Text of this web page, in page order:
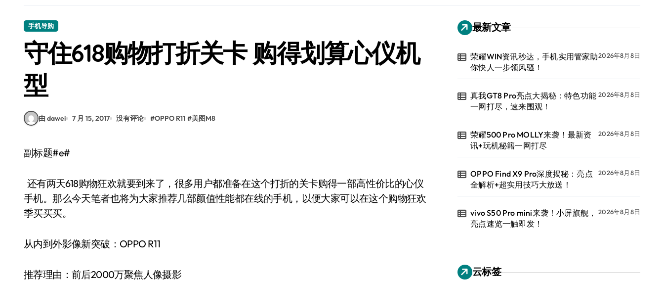
三星Galaxy Z Fold7：创新科技赋能，折叠旗舰一手掌控！
荣耀WIN资讯秒达，手机实用管家助你快人一步领风骚！
手机导购
守住618购物打折关卡 购得划算心仪机
型
由 dawei 7 月 15, 2017 没有评论 #OPPO R11 #美图M8
副标题#e#
还有两天618购物狂欢就要到来了，很多用户都准备在这个打折的关卡购得一部高性价比的心仪
手机。那么今天笔者也将为大家推荐几部颜值性能都在线的手机，以便大家可以在这个购物狂欢
季买买买。
从内到外影像新突破：OPPO R11
推荐理由：前后2000万聚焦人像摄影
最新文章
荣耀WIN资讯秒达，手机实用管家助
你快人一步领风骚！
2026年8月8日
真我GT8 Pro亮点大揭秘：特色功能
一网打尽，速来围观！
2026年8月8日
荣耀500 Pro MOLLY来袭！最新资
讯+玩机秘籍一网打尽
2026年8月8日
OPPO Find X9 Pro深度揭秘：亮点
全解析+超实用技巧大放送！
2026年8月8日
vivo S50 Pro mini来袭！小屏旗舰，
亮点速览一触即发！
2026年8月8日
云标签